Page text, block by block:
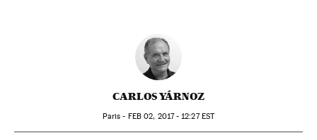
CARLOS YÁRNOZ
Paris - FEB 02, 2017 - 12:27EST